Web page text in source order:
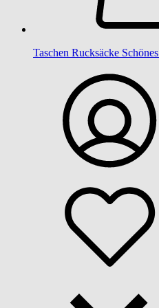
Taschen Rucksäcke Schönes